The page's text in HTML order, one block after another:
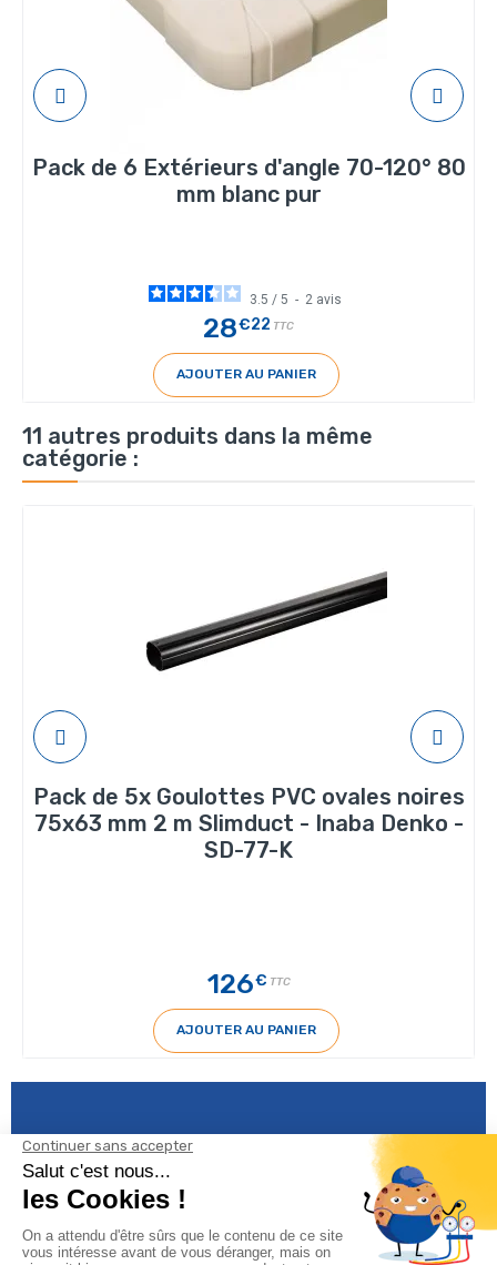
Pack de 6 Extérieurs d'angle 70-120° 80
mm blanc pur
3.5 / 5 - 2 avis
28€22 TTC
AJOUTER AU PANIER
11 autres produits dans la même
catégorie :
Pack de 5x Goulottes PVC ovales noires
75x63 mm 2 m Slimduct - Inaba Denko -
SD-77-K
126€ TTC
AJOUTER AU PANIER